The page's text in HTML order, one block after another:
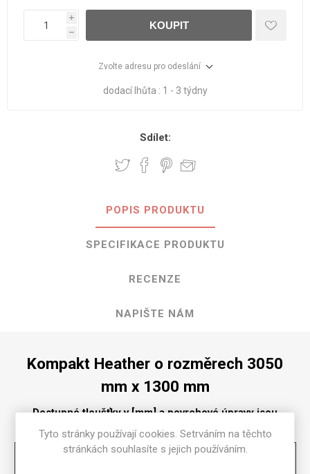
i
h
KOUPIT
Zvolte adresu pro odeslání
dodací lhůta : 1 - 3 týdny
Sdílet:
POPIS PRODUKTU
SPECIFIKACE PRODUKTU
RECENZE
NAPIŠTE NÁM
Kompakt Heather o rozměrech 3050
mm x 1300 mm
Dostupné tloušťky v [mm] a povrchové úpravy jsou
uvedeny v tabulce
Tyto stránky používají cookies. Setrváním na těchto
stránkách souhlasíte s jejich používáním.